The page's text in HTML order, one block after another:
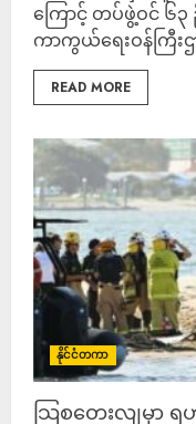
ကြောင့် တပ်ဖွဲ့ဝင် ၆
ကာကွယ်ရေးဝန်ကြီး
READ MORE
နိုင်ငံတကာ
သြစတေးလျမှာ